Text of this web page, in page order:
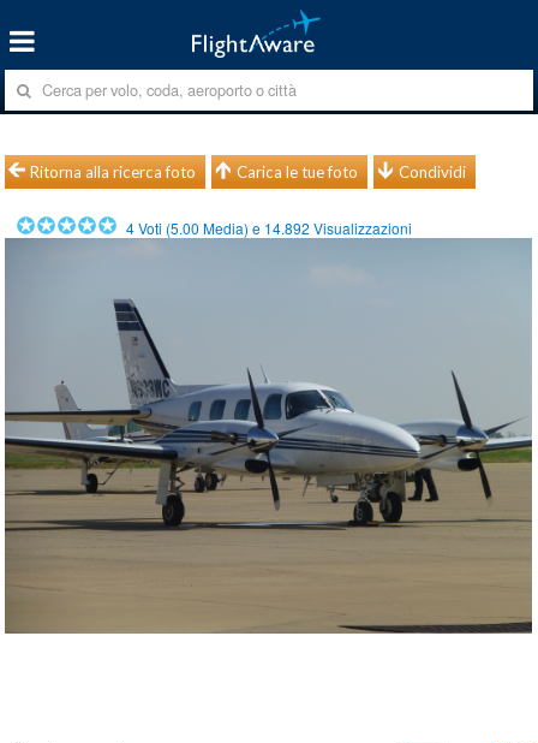
Ritorna alla ricerca foto Carica le tue foto Condividi
4Voti (5.00 Media) e 14.892 Visualizzazioni